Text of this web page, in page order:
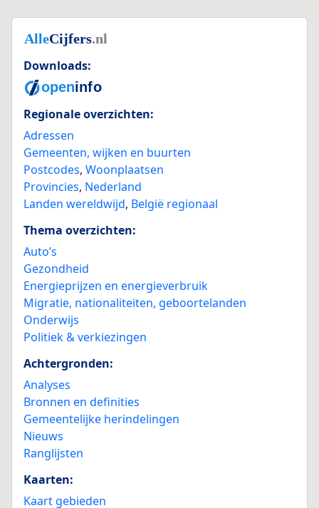
Downloads:
Regionale overzichten:
Adressen
Gemeenten, wijken en buurten
Postcodes, Woonplaatsen
Provincies, Nederland
Landen wereldwijd, België regionaal
Thema overzichten:
Auto’s
Gezondheid
Energieprijzen en energieverbruik
Migratie, nationaliteiten, geboortelanden
Onderwijs
Politiek & verkiezingen
Achtergronden:
Analyses
Bronnen en definities
Gemeentelijke herindelingen
Nieuws
Ranglijsten
Kaarten:
Kaart gebieden